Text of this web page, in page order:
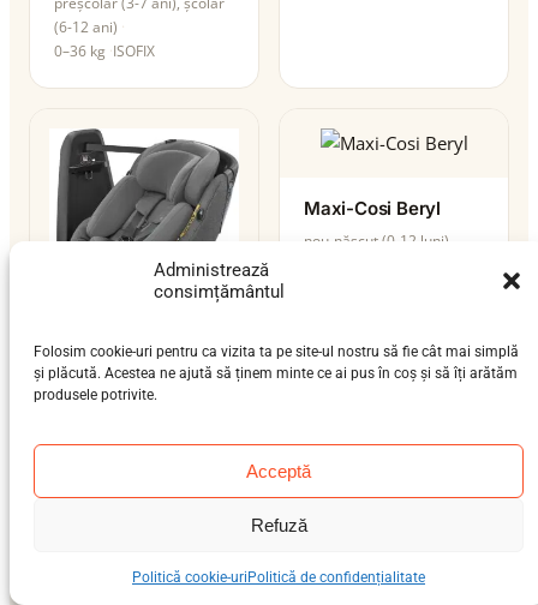
Administrează
consimțământul
Folosim cookie-uri pentru ca vizita ta pe site-ul nostru să fie cât mai simplă
și plăcută. Acestea ne ajută să ținem minte ce ai pus în coș și să îți arătăm
produsele potrivite.
Acceptă
Refuză
Politică cookie-uri Politică de confidențialitate
(6-12 ani)
0–36 kg ISOFIX
Maxi-Cosi AxissFix
Plus
Maxi-Cosi Beryl
nou-născut (0-12 luni),